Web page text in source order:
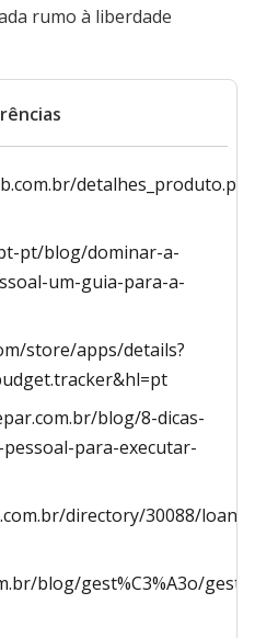
rumo à liberdade
pt/blog/dominar-a-
um-guia-para-a-
store/apps/details?
blog/8-dicas-
para-executar-
directory/30088/loan-
blog/gest%C3%A3o/